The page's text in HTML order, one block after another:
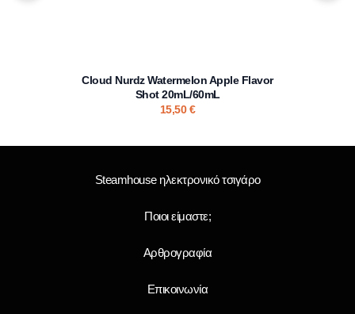
Cloud Nurdz Watermelon Apple Flavor
Shot 20mL/60mL
15,50€
Steamhouse ηλεκτρονικό τσιγάρο
Ποιοι είμαστε;
Αρθρογραφία
Επικοινωνία